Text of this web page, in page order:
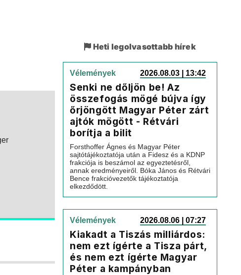
Heti legolvasottabb hírek
Vélemények 2026.08.03 | 13:42
Senki ne dőljön be! Az
összefogás mögé bújva így
őrjöngött Magyar Péter zárt
ajtók mögött - Rétvári
borítja a bilit
Forsthoffer Ágnes és Magyar Péter
sajtótájékoztatója után a Fidesz és a KDNP
frakciója is beszámol az egyeztetésről,
annak eredményeiről. Bóka János és Rétvári
Bence frakcióvezetők tájékoztatója
elkezdődött.
Vélemények 2026.08.06 | 07:27
Kiakadt a Tiszás milliárdos:
nem ezt ígérte a Tisza párt,
és nem ezt ígérte Magyar
Péter a kampányban